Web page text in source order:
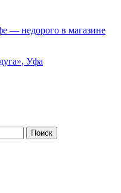
— недорого в магазине
Уфа